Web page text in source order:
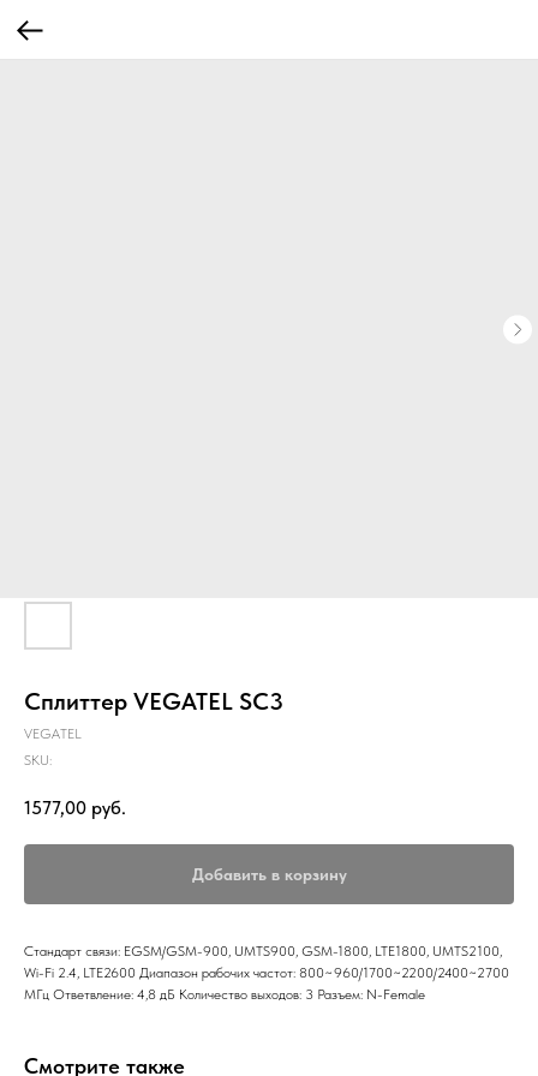
Сплиттер VEGATEL SC3
VEGATEL
SKU:
1577,00 руб.
Добавить в корзину
Стандарт связи: EGSM/GSM-900, UMTS900, GSM-1800, LTE1800, UMTS2100,
Wi-Fi 2.4, LTE2600 Диапазон рабочих частот: 800~960/1700~2200/2400~2700
МГц Ответвление: 4,8 дБ Количество выходов: 3 Разъем: N-Female
Смотрите также